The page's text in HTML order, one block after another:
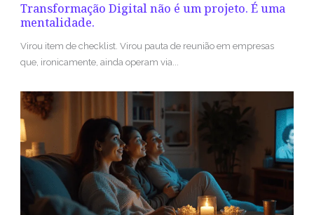
Transformação Digital não é um projeto. É uma
mentalidade.
Virou item de checklist. Virou pauta de reunião em empresas
que, ironicamente, ainda operam via...